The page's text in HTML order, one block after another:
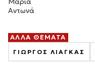
Αντωνά
ΑΛΛΑ ΘΕΜΑΤΑ
ΓΙΩΡΓΟΣ ΛΙΑΓΚΑΣ